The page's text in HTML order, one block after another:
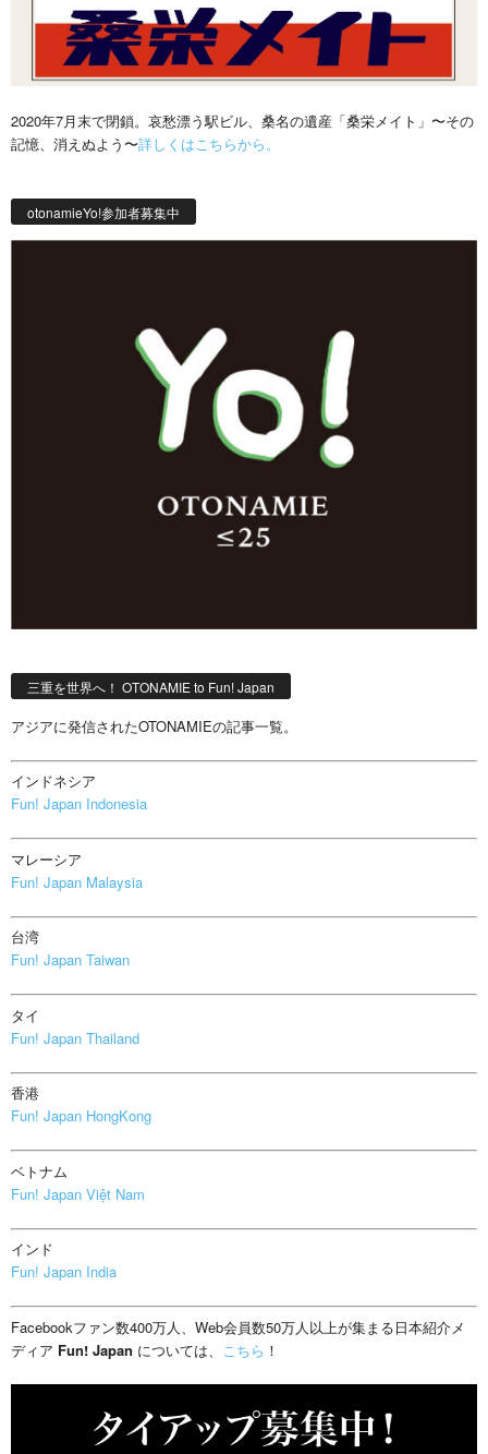
2020年7月末で閉鎖。哀愁漂う駅ビル、桑名の遺産「桑栄メイト」〜その
記憶、消えぬよう〜詳しくはこちらから。
otonamieYo!参加者募集中
三重を世界へ！ OTONAMIE to Fun! Japan
アジアに発信されたOTONAMIEの記事一覧。
インドネシア
Fun! Japan Indonesia
マレーシア
Fun! Japan Malaysia
台湾
Fun! Japan Taiwan
タイ
Fun! Japan Thailand
香港
Fun! Japan HongKong
ベトナム
Fun! Japan Việt Nam
インド
Fun! Japan India
Facebookファン数400万人、Web会員数50万人以上が集まる日本紹介メ
ディア Fun! Japan については、 こちら ！